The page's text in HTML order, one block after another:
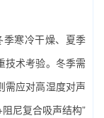
季寒冷干燥、夏季
技术考验。冬季需
需应对高湿度对声
尼复合吸声结构”